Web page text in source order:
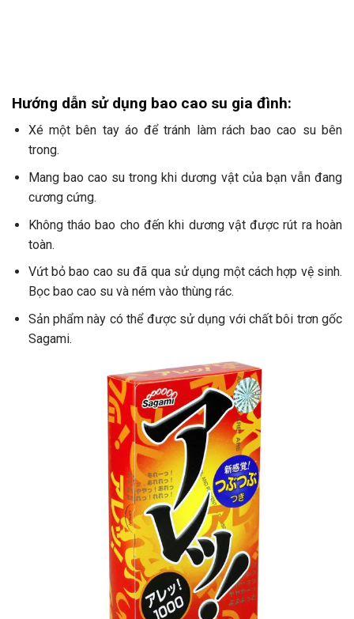
Hướng dẫn sử dụng bao cao su gia đình:
Xé một bên tay áo để tránh làm rách bao cao su bên
trong.
Mang bao cao su trong khi dương vật của bạn vẫn đang
cương cứng.
Không tháo bao cho đến khi dương vật được rút ra hoàn
toàn.
Vứt bỏ bao cao su đã qua sử dụng một cách hợp vệ sinh.
Bọc bao cao su và ném vào thùng rác.
Sản phẩm này có thể được sử dụng với chất bôi trơn gốc
Sagami.